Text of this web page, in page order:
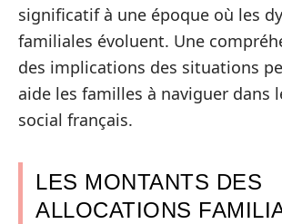
significatif à une époque où les
familiales évoluent. Une
des implications des situations
aide les familles à naviguer dans
social français.
LES MONTANTS DES
ALLOCATIONS